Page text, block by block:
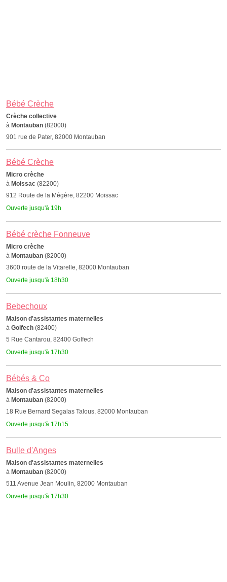
Bébé Crèche
Crèche collective
à Montauban (82000)
901 rue de Pater, 82000 Montauban
Bébé Crèche
Micro crèche
à Moissac (82200)
912 Route de la Mégère, 82200 Moissac
Ouverte jusqu'à 19h
Bébé crèche Fonneuve
Micro crèche
à Montauban (82000)
3600 route de la Vitarelle, 82000 Montauban
Ouverte jusqu'à 18h30
Bebechoux
Maison d'assistantes maternelles
à Golfech (82400)
5 Rue Cantarou, 82400 Golfech
Ouverte jusqu'à 17h30
Bébés & Co
Maison d'assistantes maternelles
à Montauban (82000)
18 Rue Bernard Segalas Talous, 82000 Montauban
Ouverte jusqu'à 17h15
Bulle d'Anges
Maison d'assistantes maternelles
à Montauban (82000)
511 Avenue Jean Moulin, 82000 Montauban
Ouverte jusqu'à 17h30